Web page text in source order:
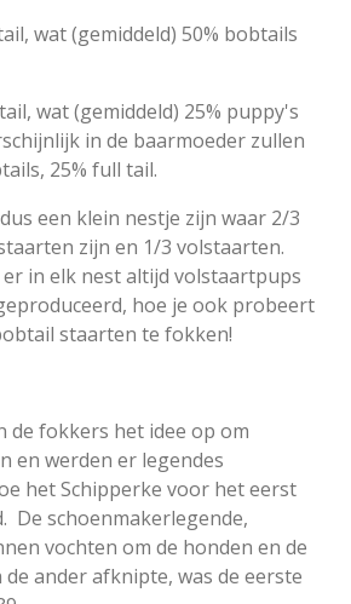
wat (gemiddeld) 50% bobtails
wat (gemiddeld) 25% puppy's
in de baarmoeder zullen
25% full tail.
een klein nestje zijn waar 2/3
zijn en 1/3 volstaarten.
in elk nest altijd volstaartpups
hoe je ook probeert
staarten te fokken!
de fokkers het idee op om
en werden er legendes
het Schipperke voor het eerst
De schoenmakerlegende,
vochten om de honden en de
ander afknipte, was de eerste